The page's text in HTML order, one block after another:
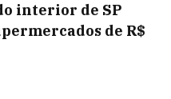
interior de SP
de R$